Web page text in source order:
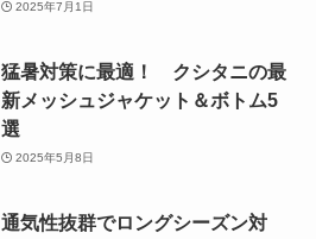
2025年7月1日
猛暑対策に最適！ クシタニの最
新メッシュジャケット＆ボトム5
選
2025年5月8日
通気性抜群でロングシーズン対